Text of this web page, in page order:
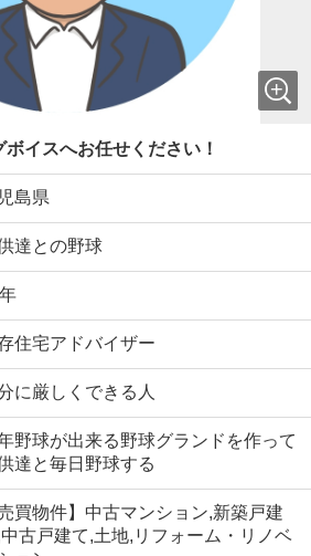
イスへお任せください！
島県
達との野球
住宅アドバイザー
に厳しくできる人
野球が出来る野球グランドを作って
達と毎日野球する
売買物件】中古マンション,新築戸建
古戸建て,土地,リフォーム・リノベ